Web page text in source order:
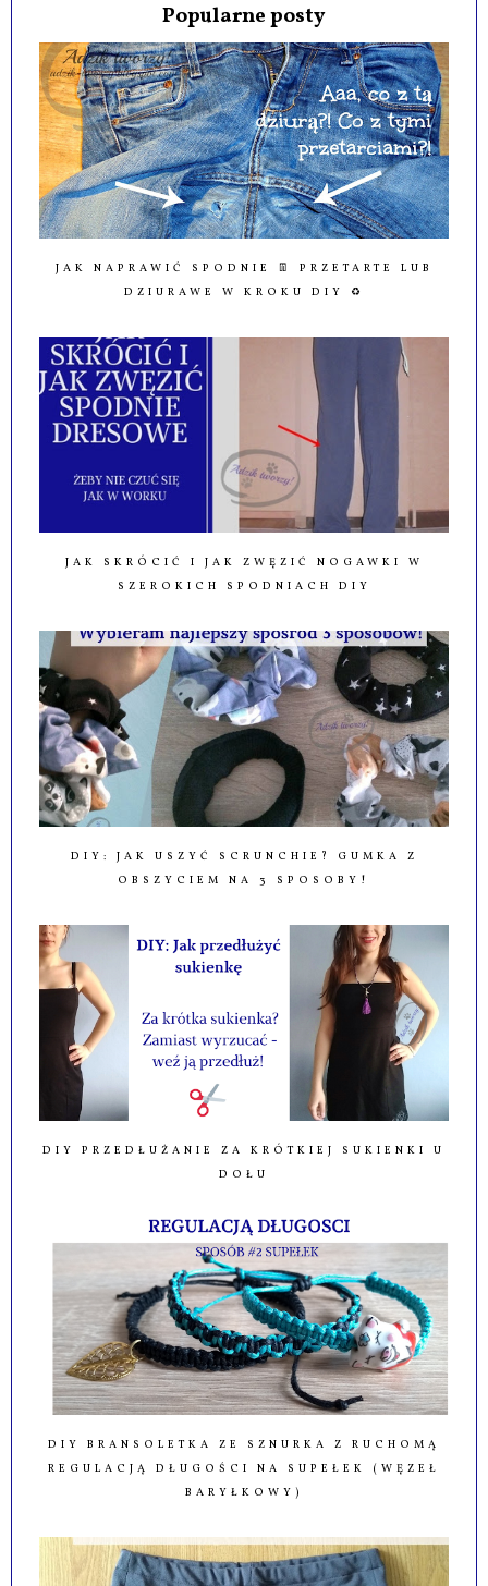
Popularne posty
JAK NAPRAWIĆ SPODNIE 👖 PRZETARTE LUB
DZIURAWE W KROKU DIY ♻️
JAK SKRÓCIĆ I JAK ZWĘZIĆ NOGAWKI W
SZEROKICH SPODNIACH DIY
DIY: JAK USZYĆ SCRUNCHIE? GUMKA Z
OBSZYCIEM NA 3 SPOSOBY!
DIY PRZEDŁUŻANIE ZA KRÓTKIEJ SUKIENKI U
DOŁU
DIY BRANSOLETKA ZE SZNURKA Z RUCHOMĄ
REGULACJĄ DŁUGOŚCI NA SUPEŁEK (WĘZEŁ
BARYŁKOWY)